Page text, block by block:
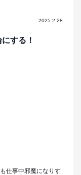
2025.2.28
する！
仕事中邪魔になりす